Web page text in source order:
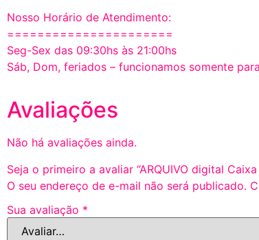
Nosso Horário de Atendimento:
======================
Seg-Sex das 09:30hs às 21:00hs
Sáb, Dom, feriados – funcionamos somente
Avaliações
Não há avaliações ainda.
Seja o primeiro a avaliar “ARQUIVO digital
O seu endereço de e-mail não será publicado.
Sua avaliação *